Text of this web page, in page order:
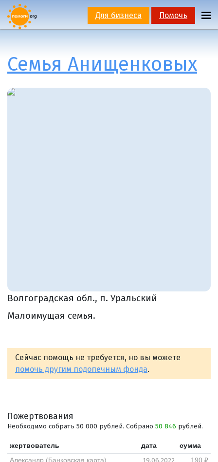
Для бизнеса Помочь
Семья Анищенковых
Волгоградская обл., п. Уральский
Малоимущая семья.
Сейчас помощь не требуется, но вы можете
помочь другим подопечным фонда.
Пожертвования
Необходимо собрать 50 000 рублей. Собрано 50 846 рублей.
жертвователь дата
сумма
Александр (Банковская карта)
19.06.2022
190 ₽